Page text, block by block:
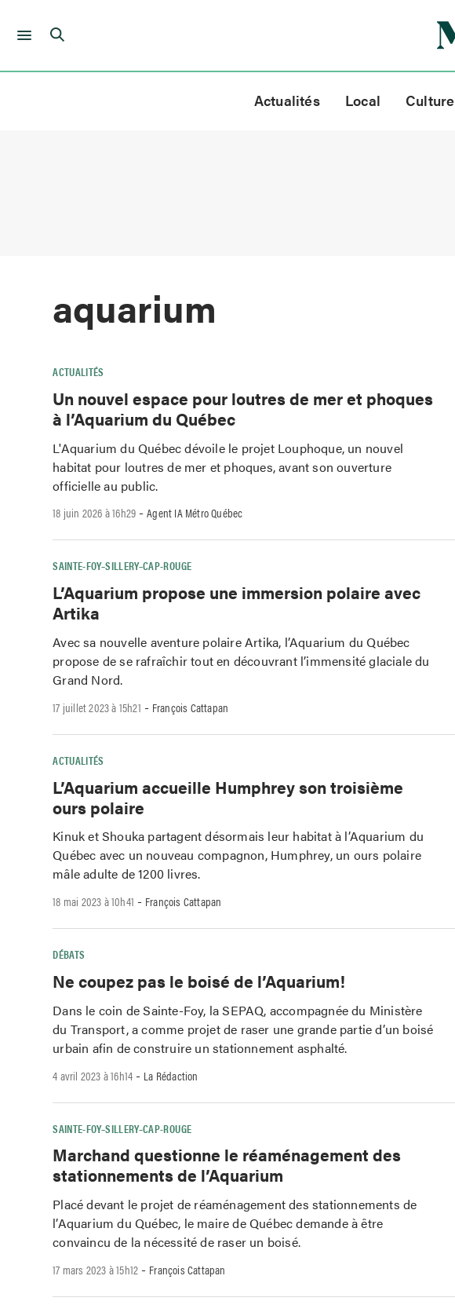
Skip
Actualités Local Culture
aquarium
ACTUALITÉS
Un nouvel espace pour loutres de mer et phoques
à l’Aquarium du Québec
L'Aquarium du Québec dévoile le projet Louphoque, un nouvel
habitat pour loutres de mer et phoques, avant son ouverture
officielle au public.
18 juin 2026 à 16h29 -Agent IA Métro Québec
SAINTE-FOY–SILLERY–CAP-ROUGE
L’Aquarium propose une immersion polaire avec
Artika
Avec sa nouvelle aventure polaire Artika, l’Aquarium du Québec
propose de se rafraîchir tout en découvrant l’immensité glaciale du
Grand Nord.
17 juillet 2023 à 15h21 - François Cattapan
ACTUALITÉS
L’Aquarium accueille Humphrey son troisième
ours polaire
Kinuk et Shouka partagent désormais leur habitat à l’Aquarium du
Québec avec un nouveau compagnon, Humphrey, un ours polaire
mâle adulte de 1200 livres.
18 mai 2023 à 10h41 - François Cattapan
DÉBATS
Ne coupez pas le boisé de l’Aquarium!
Dans le coin de Sainte-Foy, la SEPAQ, accompagnée du Ministère
du Transport, a comme projet de raser une grande partie d’un boisé
urbain afin de construire un stationnement asphalté.
4 avril 2023 à 16h14 - La Rédaction
SAINTE-FOY–SILLERY–CAP-ROUGE
Marchand questionne le réaménagement des
stationnements de l’Aquarium
Placé devant le projet de réaménagement des stationnements de
l’Aquarium du Québec, le maire de Québec demande à être
convaincu de la nécessité de raser un boisé.
17 mars 2023 à 15h12 - François Cattapan